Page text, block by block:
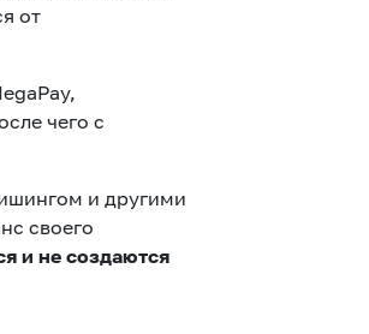
от
чего с
и другими
своего
и не создаются